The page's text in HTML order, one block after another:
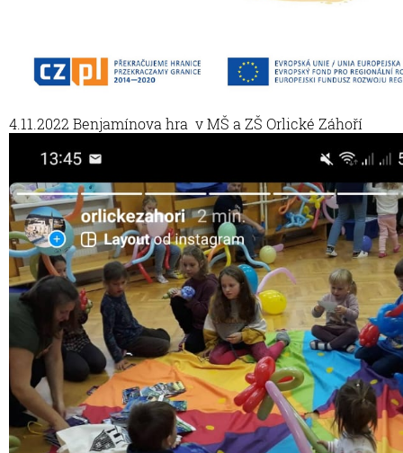
4.11.2022 Benjamínova hra v MŠ a ZŠ Orlické Záhoří